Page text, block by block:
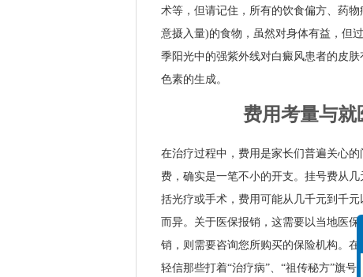
术等，但请记住，所有的饮食偏方、药
意摄入量)的食物，虽然对身体有益，但
季阳光中的强紫外线对白癜风患者的皮
色素的生成。
费用考量与就
在治疗过程中，费用是家长们普遍关心
费，确实是一笔不小的开支。挂号费从
括光疗或手术，费用可能从几千元到千
而异。关于医保报销，这需要以当地医
销，则需要咨询您所购买的保险机构。
轻信那些打着“治疗病”、“祖传秘方”旗